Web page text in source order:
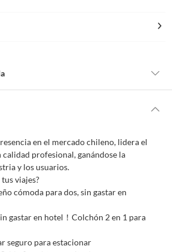
hay ciertas categorías que no tienen este
naturaleza, no puedan ser devueltos,
caducar con rapidez.
todas sus etiquetas y sin uso, tal como te lo
en el mercado chileno, lidera el
profesional, ganándose la
y los usuarios.
viajes?
cómoda para dos, sin gastar en
gastar en hotel！Colchón 2 en 1 para
seguro para estacionar